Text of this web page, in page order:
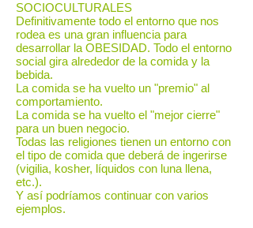
SOCIOCULTURALES
Definitivamente todo el entorno que nos
rodea es una gran influencia para
desarrollar la OBESIDAD. Todo el entorno
social gira alrededor de la comida y la
bebida.
La comida se ha vuelto un "premio" al
comportamiento.
La comida se ha vuelto el "mejor cierre"
para un buen negocio.
Todas las religiones tienen un entorno con
el tipo de comida que deberá de ingerirse
(vigilia, kosher, líquidos con luna llena,
etc.).
Y así podríamos continuar con varios
ejemplos.